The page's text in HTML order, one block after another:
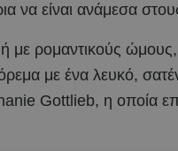
να είναι ανάμεσα
ρομαντικούς ώμους,
με ένα λευκό,
Gottlieb, η οποία